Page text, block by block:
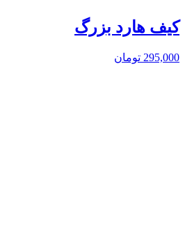
کیف هارد بزرگ
295,000 تومان